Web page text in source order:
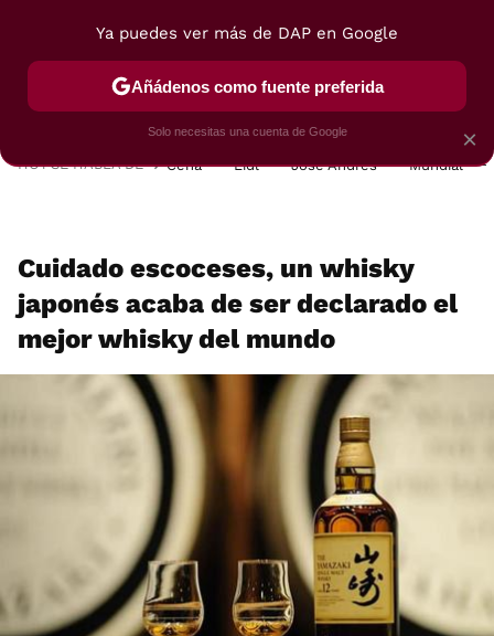
POSTRES VIAJES SELECCIÓN VEGUI
HOY SE HABLA DE Cena Lidl José Andrés Mundial
Cuidado escoceses, un whisky
japonés acaba de ser declarado el
mejor whisky del mundo
×
Ya puedes ver más de DAP en Google
Añádenos como fuente preferida
Solo necesitas una cuenta de Google